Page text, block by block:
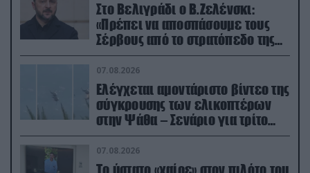
Στο Βελιγράδι ο Β.Ζελένσκι:
«Πρέπει να αποσπάσουμε τους
Σέρβους από το στρατόπεδο της
Ρωσίας»
07.08.2026
Ελέγχεται αμοντάριστο βίντεο της
σύγκρουσης των ελικοπτέρων
στην Ψάθα – Σενάριο για τρίτο
ελικόπτερο
07.08.2026